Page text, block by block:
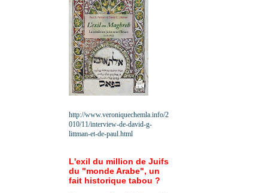
http://www.veroniquechemla.info/2
010/11/interview-de-david-g-
littman-et-de-paul.html
L'exil du million de Juifs
du "monde Arabe", un
fait historique tabou ?